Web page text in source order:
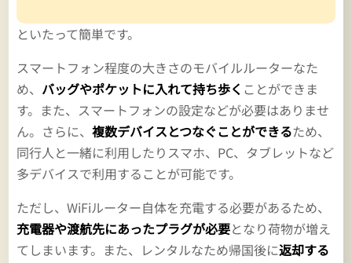
といたって簡単です。
スマートフォン程度の大きさのモバイルルーターなた
め、 バッグやポケットに入れて持ち歩く ことができま
す。また、スマートフォンの設定などが必要はありませ
ん。さらに、複数デバイスとつなぐことができるため、
同行人と一緒に利用したりスマホ、PC、タブレットなど
多デバイスで利用することが可能です。
ただし、WiFiルーター自体を充電する必要があるため、
充電器や渡航先にあったプラグが必要となり荷物が増え
てしまいます。また、レンタルなため帰国後に返却する